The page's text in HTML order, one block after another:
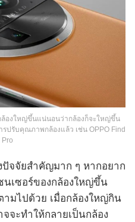
องใหญ่ขึ้นแน่นอนว่ากล้องก็จะใหญ่ขึ้น
ปรับคุณภาพกล้องแล้ว เช่น OPPO Find
Pro
ปัจจัยสำคัญมาก ๆ หากอยาก
เซอร์ของกล้องใหญ่ขึ้น
มไปด้วย เมื่อกล้องใหญ่กิน
จะทำให้กลายเป็นกล้อง